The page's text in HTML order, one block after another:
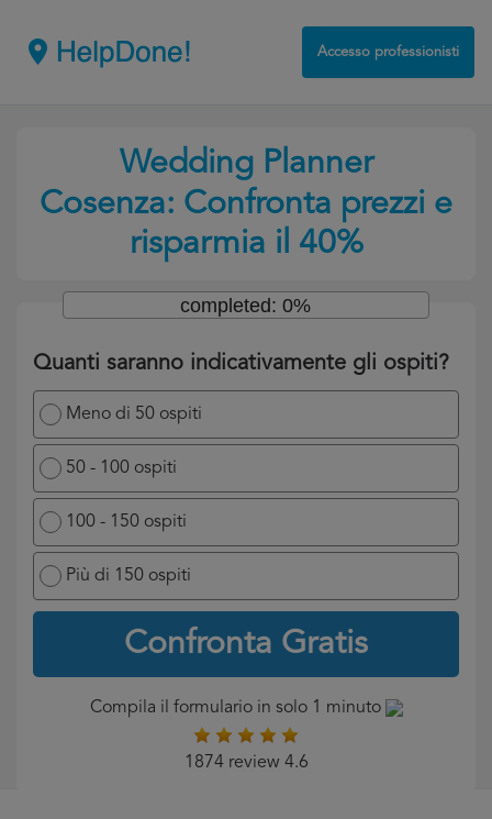
Accesso professionisti
Wedding Planner
Cosenza: Confronta prezzi e
risparmia il 40%
Quanti saranno indicativamente gli ospiti?
Meno di 50 ospiti
50 - 100 ospiti
100 - 150 ospiti
Più di 150 ospiti
Confronta Gratis
completed: 0%
Compila il formulario in solo 1 minuto
1874 review 4.6